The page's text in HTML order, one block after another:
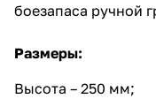
боезапаса ручной
Размеры:
Высота – 250 мм;